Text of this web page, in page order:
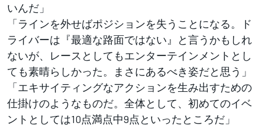
いんだ」
「ラインを外せばポジションを失うことになる。ド
ライバーは『最適な路面ではない』と言うかもしれ
ないが、レースとしてもエンターテインメントとし
ても素晴らしかった。まさにあるべき姿だと思う」
「エキサイティングなアクションを生み出すための
仕掛けのようなものだ。全体として、初めてのイベ
ントとしては10点満点中9点といったところだ」